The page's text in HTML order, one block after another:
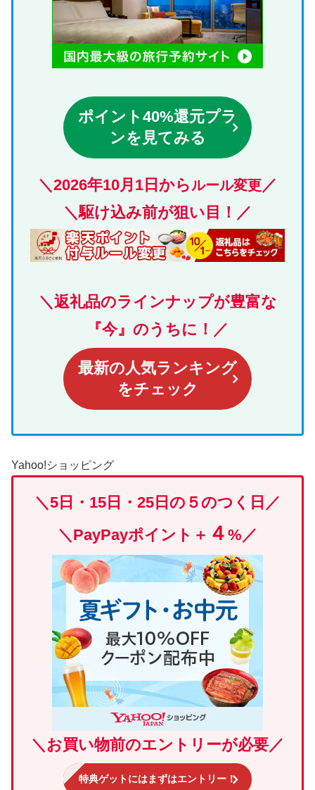
ポイント40%還元プラ
ンを見てみる
＼ 2026年10月1日からルール変更／
＼駆け込み前が狙い目！／
＼返礼品のラインナップが豊富な
『今』のうちに！／
最新の人気ランキング
をチェック
Yahoo!ショッピング
＼5日・15日・25日の５のつく日／
＼ PayPayポイント＋ ４ %／
＼ お買い物前のエントリーが必要／
特典ゲットにはまずはエントリー！